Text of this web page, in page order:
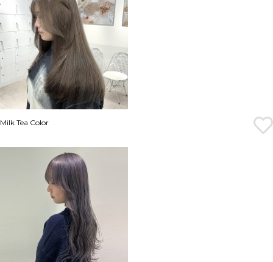
Milk Tea Color